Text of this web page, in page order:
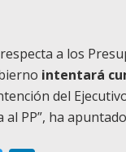
a los
intentará
del
al PP”, ha